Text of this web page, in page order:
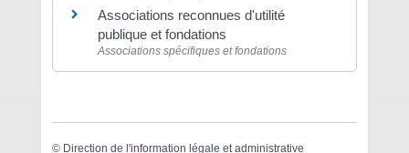
Associations reconnues d'utilité
publique et fondations
Associations spécifiques et fondations
© Direction de l'information légale et administrative